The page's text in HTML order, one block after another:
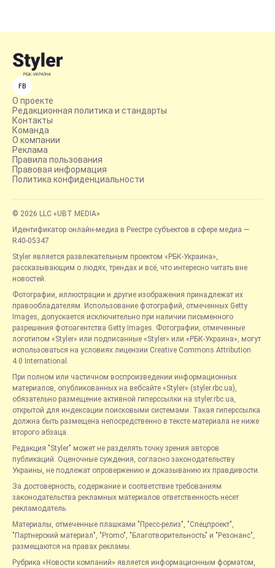
FB
О проекте
Редакционная политика и стандарты
Контакты
Команда
О компании
Реклама
Правила пользования
Правовая информация
Политика конфиденциальности
© 2026 LLC «UBT MEDIA»
Идентификатор онлайн-медиа в Реестре субъектов в сфере медиа —
R40-05347
Styler является развлекательным проектом «РБК-Украина»,
рассказывающим о людях, трендах и всё, что интересно читать вне
новостей.
Фотографии, иллюстрации и другие изображения принадлежат их
правообладателям. Использование фотографий, отмеченных Getty
Images, допускается исключительно при наличии письменного
разрешения фотоагентства Getty Images. Фотографии, отмеченные
логотипом «Styler» или подписанные «Styler» или «РБК-Украина», могут
использоваться на условиях лицензии Creative Commons Attribution
4.0 International.
При полном или частичном воспроизведении информационных
материалов, опубликованных на вебсайте «Styler» (styler.rbc.ua),
обязательно размещение активной гиперссылки на styler.rbc.ua,
открытой для индексации поисковыми системами. Такая гиперссылка
должна быть размещена непосредственно в тексте материала не ниже
второго абзаца.
Редакция "Styler" может не разделять точку зрения авторов
публикаций. Оценочные суждения, согласно законодательству
Украины, не подлежат опровержению и доказыванию их правдивости.
За достоверность, содержание и соответствие требованиям
законодательства рекламных материалов ответственность несет
рекламодатель.
Материалы, отмеченные плашками "Пресс-релиз", "Спецпроект",
"Партнерский материал", "Promo", "Благотворительность" и "Резонанс",
размещаются на правах рекламы.
Рубрика «Новости компаний» является информационным форматом,